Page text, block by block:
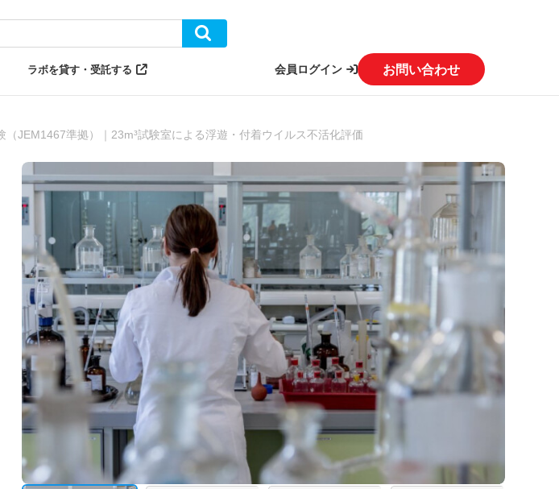
ラボを貸す・受託する 会員ログイン お問い合わせ
（JEM1467準拠）｜23m³試験室による浮遊・付着ウイルス不活化評価